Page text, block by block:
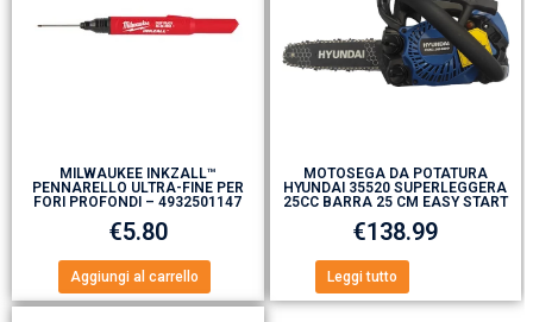
MILWAUKEE INKZALL™
PENNARELLO ULTRA-FINE PER
FORI PROFONDI – 4932501147
€5.80
Aggiungi al carrello
MOTOSEGA DA POTATURA
HYUNDAI 35520 SUPERLEGGERA
25CC BARRA 25 CM EASY START
€138.99
Leggi tutto